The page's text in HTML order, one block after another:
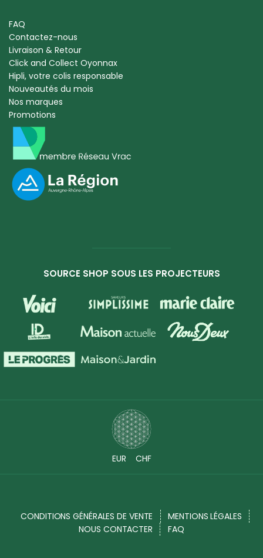
FAQ
Contactez-nous
Livraison & Retour
Click and Collect Oyonnax
Hipli, votre colis responsable
Nouveautés du mois
Nos marques
Promotions
SOURCE SHOP SOUS LES PROJECTEURS
EUR CHF
CONDITIONS GÉNÉRALES DE VENTE
MENTIONS LÉGALES
NOUS CONTACTER
FAQ